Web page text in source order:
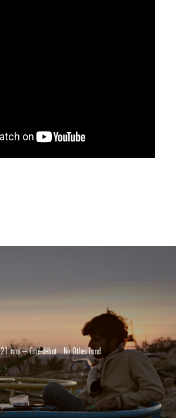
21 mai – Ciné-débat : No Other Land